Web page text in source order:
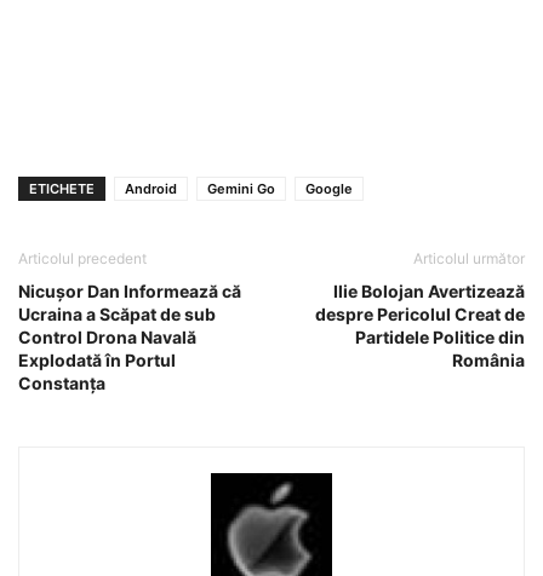
ETICHETE Android Gemini Go Google
Articolul precedent
Nicușor Dan Informează că
Ucraina a Scăpat de sub
Control Drona Navală
Explodată în Portul
Constanța
Articolul următor
Ilie Bolojan Avertizează
despre Pericolul Creat de
Partidele Politice din
România